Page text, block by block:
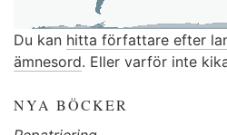
Du kan hitta författare efter
ämnesord. Eller varför inte
NYA BÖCKER